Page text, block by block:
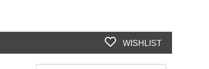
WISHLIST